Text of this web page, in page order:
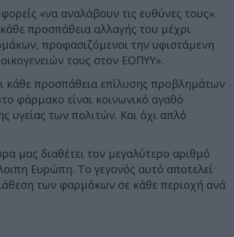
«να αναλάβουν τις ευθύνες τους».
προσπάθεια αλλαγής του μέχρι
προφασιζόμενοι την υφιστάμενη
τους στον ΕΟΠΥΥ».
κάθε προσπάθεια επίλυσης προβλημάτων
φάρμακο είναι κοινωνικό αγαθό
υγείας των πολιτών. Και όχι απλό
μας διαθέτει τον μεγαλύτερο αριθμό
Ευρώπη. Το γεγονός αυτό αποτελεί
των φαρμάκων σε κάθε περιοχή ανά